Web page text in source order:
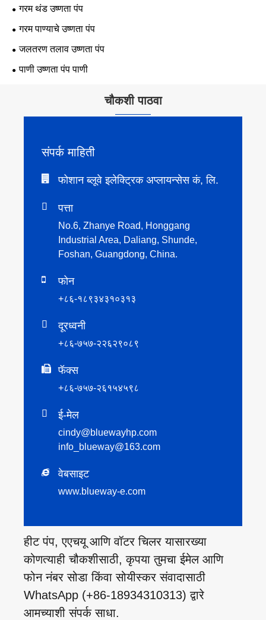
गरम थंड उष्णता पंप
गरम पाण्याचे उष्णता पंप
जलतरण तलाव उष्णता पंप
पाणी उष्णता पंप पाणी
चौकशी पाठवा
संपर्क माहिती
फोशान ब्लूवे इलेक्ट्रिक अप्लायन्सेस कं, लि.
 पत्ता
No.6, Zhanye Road, Honggang
Industrial Area, Daliang, Shunde,
Foshan, Guangdong, China.
फोन
+८६-१८९३४३१०३१३
 दूरध्वनी
+८६-७५७-२२६२९०८९
फॅक्स
+८६-७५७-२६१५४५९८
 ई-मेल
cindy@bluewayhp.com
info_blueway@163.com
वेबसाइट
www.blueway-e.com
हीट पंप, एएचयू आणि वॉटर चिलर यासारख्या
कोणत्याही चौकशीसाठी, कृपया तुमचा ईमेल आणि
फोन नंबर सोडा किंवा सोयीस्कर संवादासाठी
WhatsApp (+86-18934310313) द्वारे
आमच्याशी संपर्क साधा.